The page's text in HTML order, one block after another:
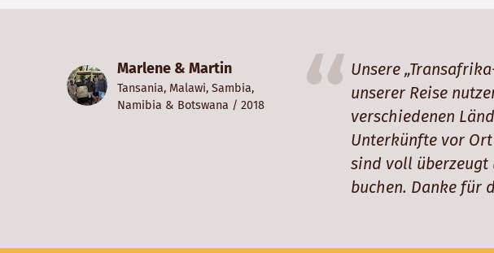
Marlene & Martin
Tansania, Malawi, Sambia,
Namibia & Botswana / 2018
Unsere
unserer Reise
verschiedenen
Unterkünfte vor
sind voll überzeugt
buchen. Danke für